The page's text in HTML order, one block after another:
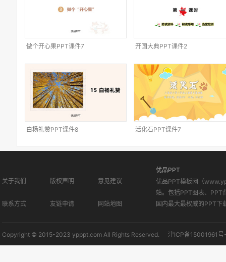
做个开心果PPT课件7 开国大典PPT课件2
白杨礼赞PPT课件8 活化石PPT课件7
关于我们 版权声明 意见建议
联系方式 友链申请 网站地图
优品PPT
优品PPT模板网（
站。包括PPT图表、PPT
国内最大最权威的PPT下
Copyright © 2015-2023 ypppt.com All Rights Reserved. 津ICP备15001961号